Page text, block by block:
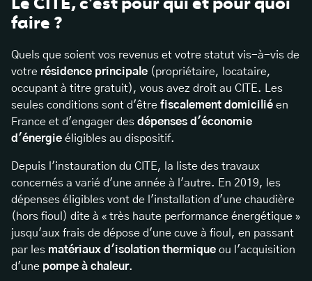
faire ?
Quels que soient vos revenus et votre statut vis-à-vis de
votre résidence principale (propriétaire, locataire,
occupant à titre gratuit), vous avez droit au CITE. Les
seules conditions sont d'être fiscalement domicilié en
France et d'engager des dépenses d'économie
d'énergie éligibles au dispositif.
Depuis l'instauration du CITE, la liste des travaux
concernés a varié d'une année à l'autre. En 2019, les
dépenses éligibles vont de l'installation d'une chaudière
(hors fioul) dite à « très haute performance énergétique »
jusqu'aux frais de dépose d'une cuve à fioul, en passant
par les matériaux d'isolation thermique ou l'acquisition
d'une pompe à chaleur.